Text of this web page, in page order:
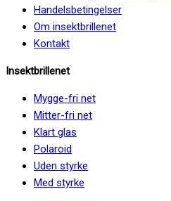
Handelsbetingelser
Om insektbrillenet
Kontakt
Insektbrillenet
Mygge-fri net
Mitter-fri net
Klart glas
Polaroid
Uden styrke
Med styrke